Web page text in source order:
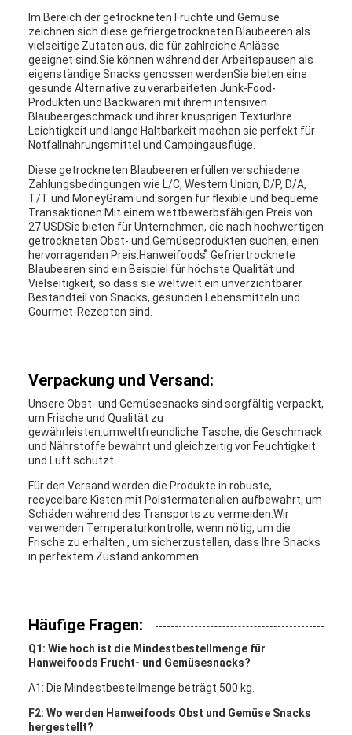
Im Bereich der getrockneten Früchte und Gemüse
zeichnen sich diese gefriergetrockneten Blaubeeren als
vielseitige Zutaten aus, die für zahlreiche Anlässe
geeignet sind.Sie können während der Arbeitspausen als
eigenständige Snacks genossen werdenSie bieten eine
gesunde Alternative zu verarbeiteten Junk-Food-
Produkten.und Backwaren mit ihrem intensiven
Blaubeergeschmack und ihrer knusprigen TexturIhre
Leichtigkeit und lange Haltbarkeit machen sie perfekt für
Notfallnahrungsmittel und Campingausflüge.
Diese getrockneten Blaubeeren erfüllen verschiedene
Zahlungsbedingungen wie L/C, Western Union, D/P, D/A,
T/T und MoneyGram und sorgen für flexible und bequeme
Transaktionen.Mit einem wettbewerbsfähigen Preis von
27 USDSie bieten für Unternehmen, die nach hochwertigen
getrockneten Obst- und Gemüseprodukten suchen, einen
hervorragenden Preis.Hanweifoods ̊ Gefriertrocknete
Blaubeeren sind ein Beispiel für höchste Qualität und
Vielseitigkeit, so dass sie weltweit ein unverzichtbarer
Bestandteil von Snacks, gesunden Lebensmitteln und
Gourmet-Rezepten sind.
Verpackung und Versand:
Unsere Obst- und Gemüsesnacks sind sorgfältig verpackt,
um Frische und Qualität zu
gewährleisten.umweltfreundliche Tasche, die Geschmack
und Nährstoffe bewahrt und gleichzeitig vor Feuchtigkeit
und Luft schützt.
Für den Versand werden die Produkte in robuste,
recycelbare Kisten mit Polstermaterialien aufbewahrt, um
Schäden während des Transports zu vermeiden.Wir
verwenden Temperaturkontrolle, wenn nötig, um die
Frische zu erhalten., um sicherzustellen, dass Ihre Snacks
in perfektem Zustand ankommen.
Häufige Fragen:
Q1: Wie hoch ist die Mindestbestellmenge für
Hanweifoods Frucht- und Gemüsesnacks?
A1: Die Mindestbestellmenge beträgt 500 kg.
F2: Wo werden Hanweifoods Obst und Gemüse Snacks
hergestellt?